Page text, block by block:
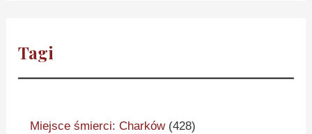
Tagi
Miejsce śmierci: Charków(428)